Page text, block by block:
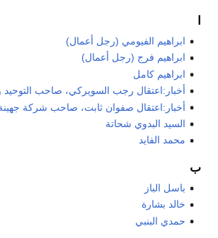
ابراهيم الفيومي (رجل أعمال)
ابراهيم فرج (رجل أعمال)
ابراهيم كامل
أخبار:اعتقال رجب السويركي، صاحب التوحيد
أخبار:اعتقال صفوان ثابت، صاحب شركة
السيد البدوي شحاتة
محمد الفايد
ب
باسل الباز
خالد بشارة
حمدي البنبي